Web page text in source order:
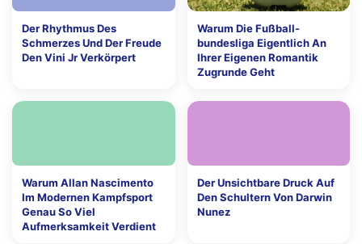
Der Rhythmus Des
Schmerzes Und Der Freude
Den Vini Jr Verkörpert
Warum Die Fußball-
bundesliga Eigentlich An
Ihrer Eigenen Romantik
Zugrunde Geht
Warum Allan Nascimento
Im Modernen Kampfsport
Genau So Viel
Aufmerksamkeit Verdient
Der Unsichtbare Druck Auf
Den Schultern Von Darwin
Nunez